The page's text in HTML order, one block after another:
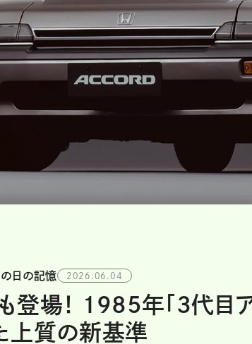
日の記憶 2026.06.04
登場！ 1985年「3代目
上質の新基準